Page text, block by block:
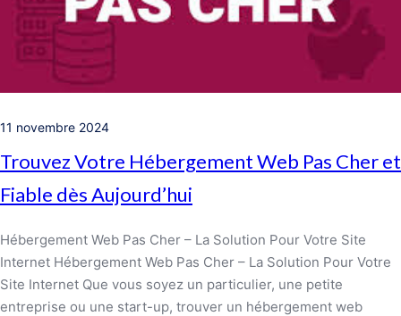
11 novembre 2024
Trouvez Votre Hébergement Web Pas Cher et
Fiable dès Aujourd’hui
Hébergement Web Pas Cher – La Solution Pour Votre Site
Internet Hébergement Web Pas Cher – La Solution Pour Votre
Site Internet Que vous soyez un particulier, une petite
entreprise ou une start-up, trouver un hébergement web